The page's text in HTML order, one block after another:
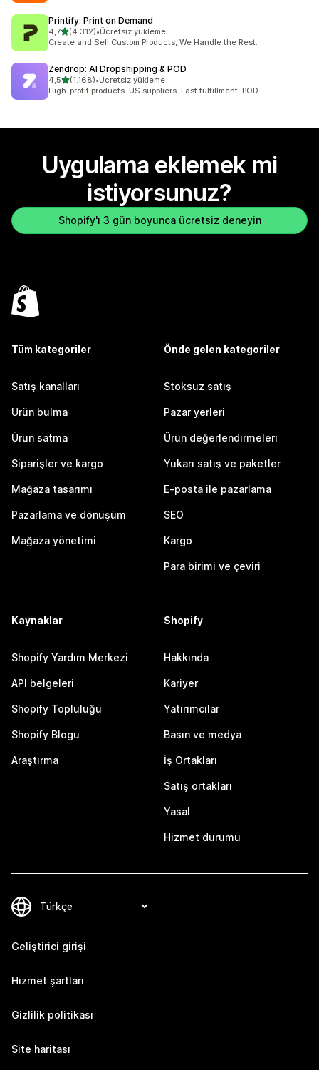
Printify: Print on Demand
4,75 yıldız üzerinden
(4.312)
toplam 4312 değerlendirme
•Ücretsiz yükleme
Create and Sell Custom Products, We Handle the Rest.
Zendrop: AI Dropshipping & POD
4,55 yıldız üzerinden
(1.168)
toplam 1168 değerlendirme
•Ücretsiz yükleme
High-profit products. US suppliers. Fast fulfillment. POD.
Uygulama eklemek mi
istiyorsunuz?
Shopify'ı 3 gün boyunca ücretsiz deneyin
Tüm kategoriler
Satış kanalları
Ürün bulma
Ürün satma
Siparişler ve kargo
Mağaza tasarımı
Pazarlama ve dönüşüm
Mağaza yönetimi
Önde gelen kategoriler
Stoksuz satış
Pazar yerleri
Ürün değerlendirmeleri
Yukarı satış ve paketler
E-posta ile pazarlama
SEO
Kargo
Para birimi ve çeviri
Kaynaklar
Shopify Yardım Merkezi
API belgeleri
Shopify Topluluğu
Shopify Blogu
Araştırma
Shopify
Hakkında
Kariyer
Yatırımcılar
Basın ve medya
İş Ortakları
Satış ortakları
Yasal
Hizmet durumu
Geliştirici girişi
Hizmet şartları
Gizlilik politikası
Site haritası